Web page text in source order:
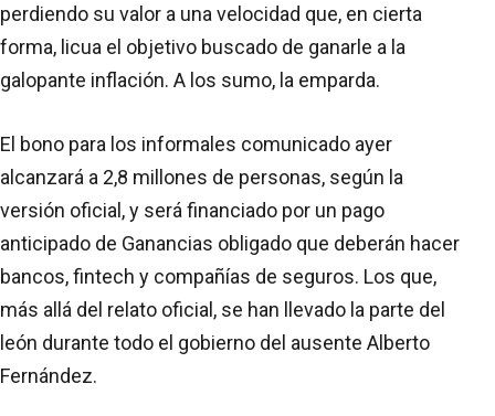
perdiendo su valor a una velocidad que, en cierta
forma, licua el objetivo buscado de ganarle a la
galopante inflación. A los sumo, la emparda.
El bono para los informales comunicado ayer
alcanzará a 2,8 millones de personas, según la
versión oficial, y será financiado por un pago
anticipado de Ganancias obligado que deberán hacer
bancos, fintech y compañías de seguros. Los que,
más allá del relato oficial, se han llevado la parte del
león durante todo el gobierno del ausente Alberto
Fernández.